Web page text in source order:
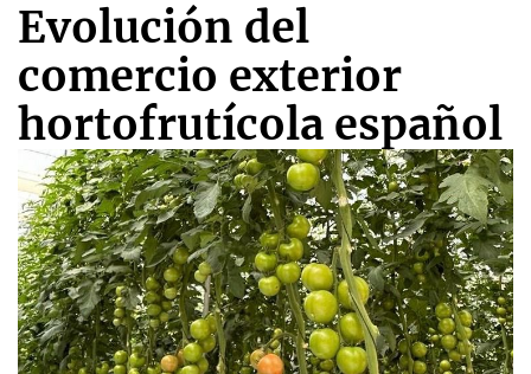
Evolución del
comercio exterior
hortofrutícola español